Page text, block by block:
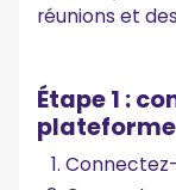
réunions et
Étape 1 :